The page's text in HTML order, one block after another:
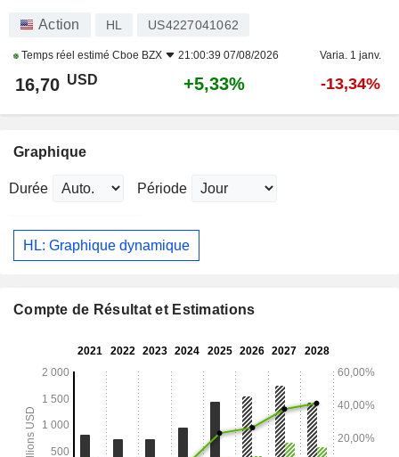
Action HL US4227041062
Temps réel estimé Cboe BZX 21:00:39 07/08/2026 Varia. 1 janv.
16,70 USD +5,33% -13,34%
Graphique
Durée Période
HL: Graphique dynamique
Compte de Résultat et Estimations